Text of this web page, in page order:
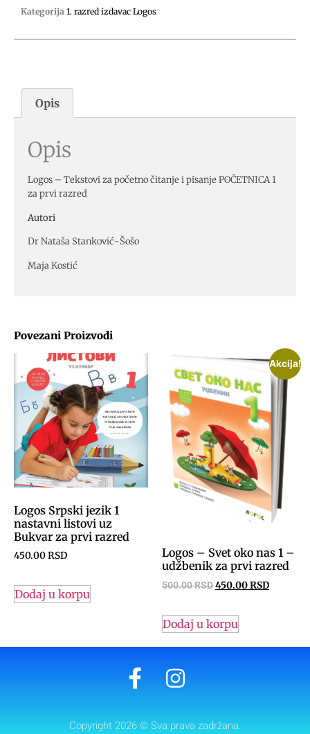
Povezani Proizvodi
Logos Srpski jezik 1
nastavni listovi uz
Bukvar za prvi razred
450.00RSD
Dodaj u korpu
Akcija!
Logos – Svet oko nas 1 –
udžbenik za prvi razred
500.00RSD450.00RSD
Dodaj u korpu
Kategorija 1. razred izdavac Logos
Opis
Opis
Logos – Tekstovi za početno čitanje i pisanje POČETNICA 1
za prvi razred
Autori
Dr Nataša Stanković-Šošo
Maja Kostić
Copyright 2026 © Sva prava zadržana.